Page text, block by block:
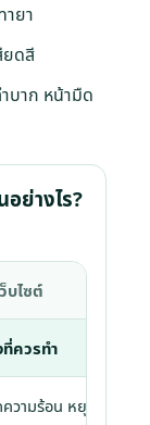
ยา
ยดสี
บาก หน้ามืด
ย่างไร?
บไซต์
ควรทำ
วามร้อน หยุดผลิตภัณ